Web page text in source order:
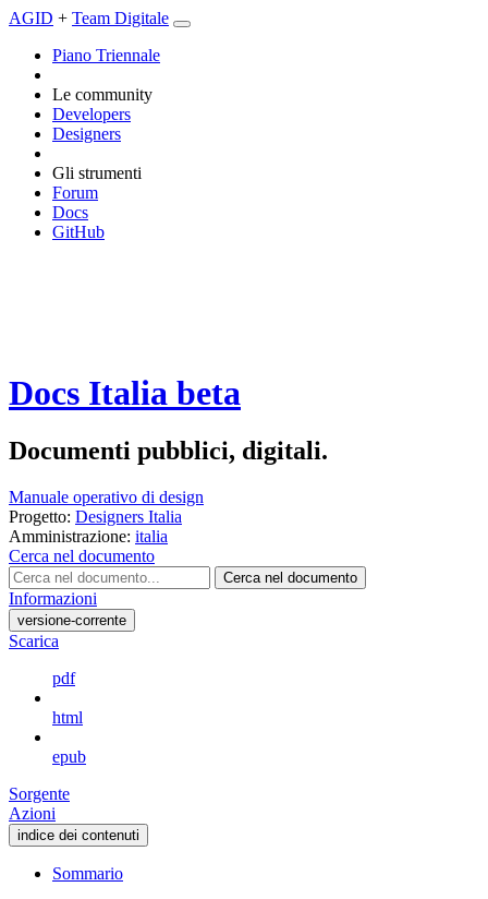
AGID + Team Digitale
Piano Triennale
Le community
Developers
Designers
Gli strumenti
Forum
Docs
GitHub
Docs Italia beta
Documenti pubblici, digitali.
Manuale operativo di design
Progetto: Designers Italia
Amministrazione: italia
Cerca nel documento
Cerca nel documento
Informazioni
versione-corrente
Scarica
pdf
html
epub
Sorgente
Azioni
indice dei contenuti
Sommario